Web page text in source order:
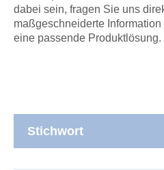
dabei sein, fragen Sie uns
maßgeschneiderte
eine passende Produktlösung.
Stichwort